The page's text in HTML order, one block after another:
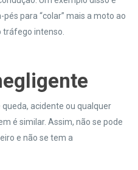
para “colar” mais a moto ao
intenso.
acidente ou qualquer
é similar. Assim, não se pode
e não se tem a